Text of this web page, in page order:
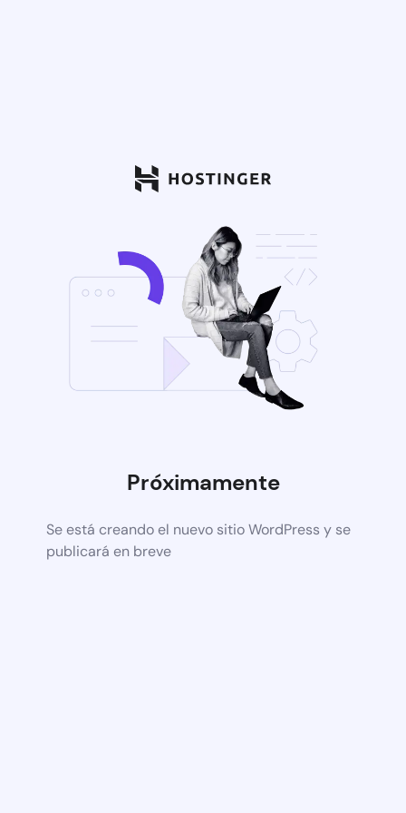
Próximamente
Se está creando el nuevo sitio WordPress y se
publicará en breve